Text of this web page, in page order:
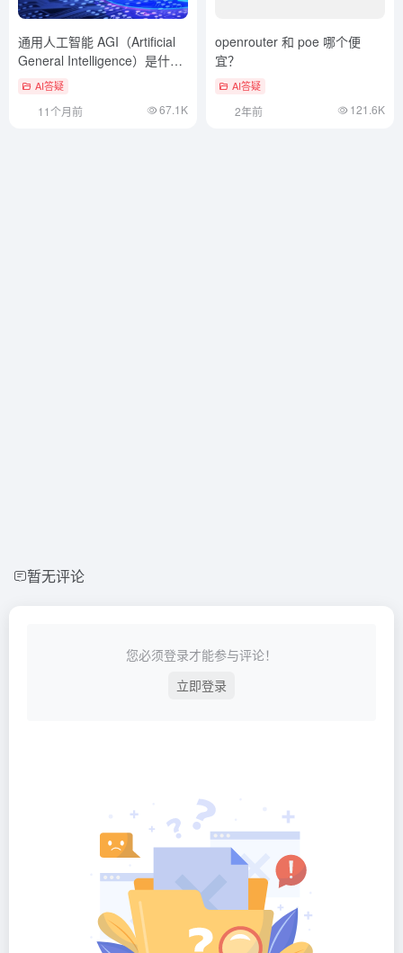
通用人工智能 AGI（Artificial
General Intelligence）是什
么，一文看懂
AI答疑
11个月前 67.1K
openrouter 和 poe 哪个便
宜？
AI答疑
2年前 121.6K
暂无评论
您必须登录才能参与评论！
立即登录